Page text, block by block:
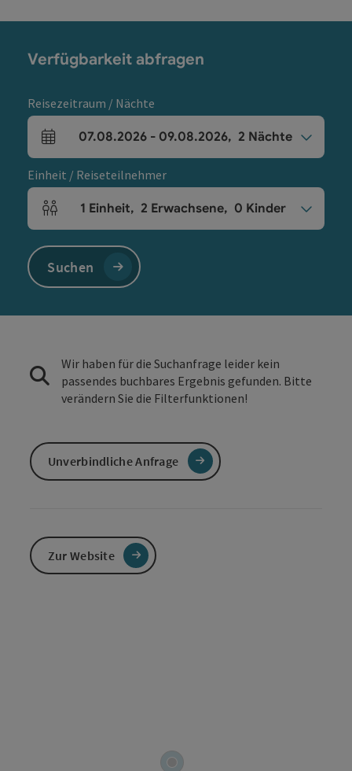
Verfügbarkeit abfragen
Reisezeitraum / Nächte
An- und Abreisefelder
07.08.2026 - 09.08.2026, 2 Nächte
Einheit / Reiseteilnehmer
Einheitenanzahl und Personenfelder
1 Einheit, 2 Erwachsene, 0 Kinder
Suchen
Wir haben für die Suchanfrage leider kein
passendes buchbares Ergebnis gefunden. Bitte
verändern Sie die Filterfunktionen!
Unverbindliche Anfrage
Zur Website